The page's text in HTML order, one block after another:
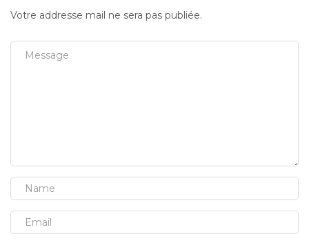
Votre addresse mail ne sera pas publiée.